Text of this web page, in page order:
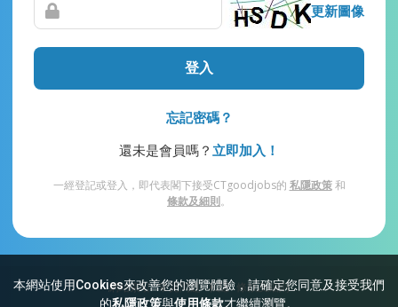
本網站使用Cookies來改善您的瀏覽體驗，請確定您同意及接受我們
的私隱政策與使用條款才繼續瀏覽。
更新圖像
登入
忘記密碼？
還未是會員嗎？ 立即加入！
一經登記或登入，即代表閣下接受CTgoodjobs的 私隱政策和
條款及細則。
網站索引 常見問題 私隱 條款及細則